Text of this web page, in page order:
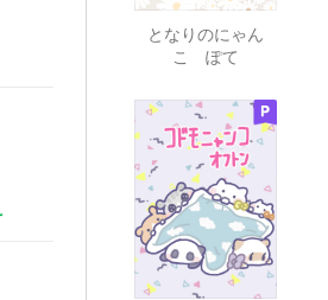
となりのにゃん
こ ぽて